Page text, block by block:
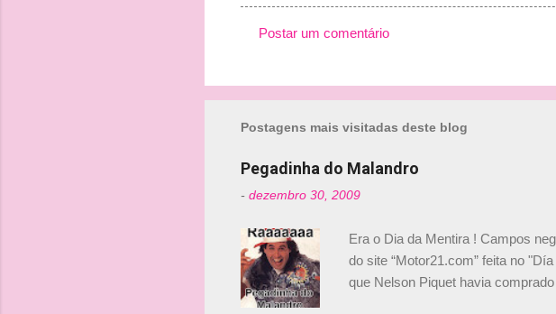
m
e
t
á
r
i
o
s
Postar um comentário
Postagens mais visitadas deste blog
Pegadinha do Malandro
- dezembro 30, 2009
Era o Dia da Mentira ! Campos
do site “Motor21.com” feita no
que Nelson Piquet havia